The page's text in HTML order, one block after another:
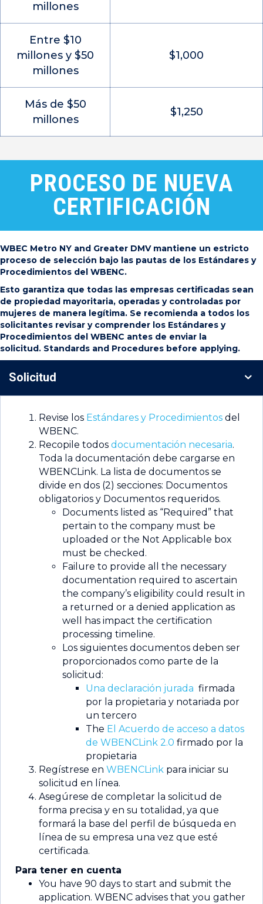
millones
Entre $10
millones y $50
millones
$1,000
Más de $50
millones
$1,250
PROCESO DE NUEVA
CERTIFICACIÓN
WBEC Metro NY and Greater DMV mantiene un estricto
proceso de selección bajo las pautas de los Estándares y
Procedimientos del WBENC.
Esto garantiza que todas las empresas certificadas sean
de propiedad mayoritaria, operadas y controladas por
mujeres de manera legítima. Se recomienda a todos los
solicitantes revisar y comprender los Estándares y
Procedimientos del WBENC antes de enviar la
solicitud. Standards and Procedures before applying.
Solicitud
Revise los Estándares y Procedimientos del
WBENC.
Recopile todos documentación necesaria.
Toda la documentación debe cargarse en
WBENCLink. La lista de documentos se
divide en dos (2) secciones: Documentos
obligatorios y Documentos requeridos.
Documents listed as “Required” that
pertain to the company must be
uploaded or the Not Applicable box
must be checked.
Failure to provide all the necessary
documentation required to ascertain
the company’s eligibility could result in
a returned or a denied application as
well has impact the certification
processing timeline.
Los siguientes documentos deben ser
proporcionados como parte de la
solicitud:
Una declaración jurada firmada
por la propietaria y notariada por
un tercero
The El Acuerdo de acceso a datos
de WBENCLink 2.0 firmado por la
propietaria
Regístrese en WBENCLink para iniciar su
solicitud en línea.
Asegúrese de completar la solicitud de
forma precisa y en su totalidad, ya que
formará la base del perfil de búsqueda en
línea de su empresa una vez que esté
certificada.
Para tener en cuenta
You have 90 days to start and submit the
application. WBENC advises that you gather